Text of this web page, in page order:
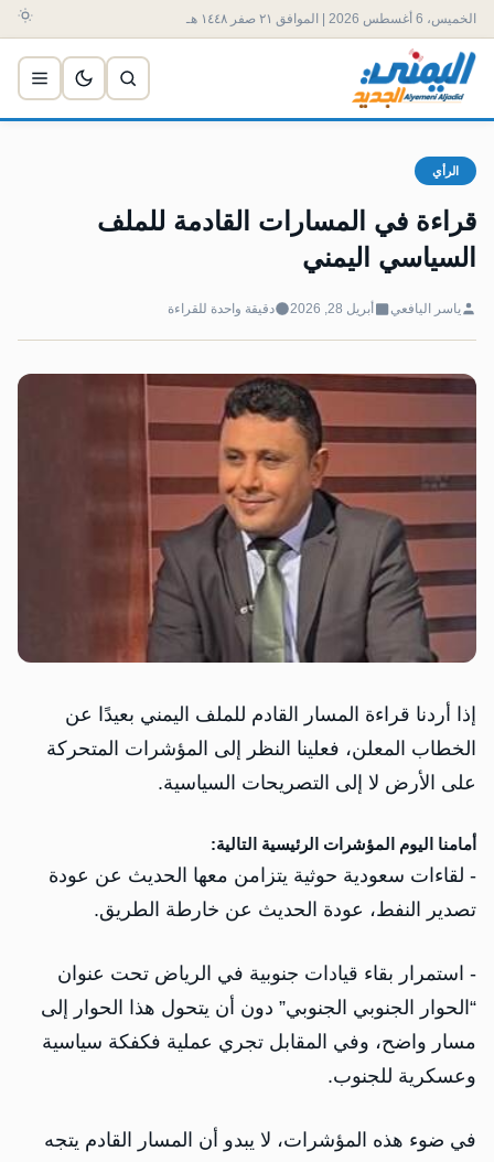
الخميس، 6 أغسطس 2026 | الموافق ٢١ صفر ١٤٤٨ هـ
الرأي
‏قراءة في المسارات القادمة للملف
السياسي اليمني
ياسر اليافعي أبريل 28, 2026 دقيقة واحدة للقراءة
إذا أردنا قراءة المسار القادم للملف اليمني بعيدًا عن
الخطاب المعلن، فعلينا النظر إلى المؤشرات المتحركة
على الأرض لا إلى التصريحات السياسية.
أمامنا اليوم المؤشرات الرئيسية التالية:
- لقاءات سعودية حوثية يتزامن معها الحديث عن عودة
تصدير النفط، عودة الحديث عن خارطة الطريق.
- استمرار بقاء قيادات جنوبية في الرياض تحت عنوان
“الحوار الجنوبي الجنوبي” دون أن يتحول هذا الحوار إلى
مسار واضح، وفي المقابل تجري عملية فكفكة سياسية
وعسكرية للجنوب.
في ضوء هذه المؤشرات، لا يبدو أن المسار القادم يتجه